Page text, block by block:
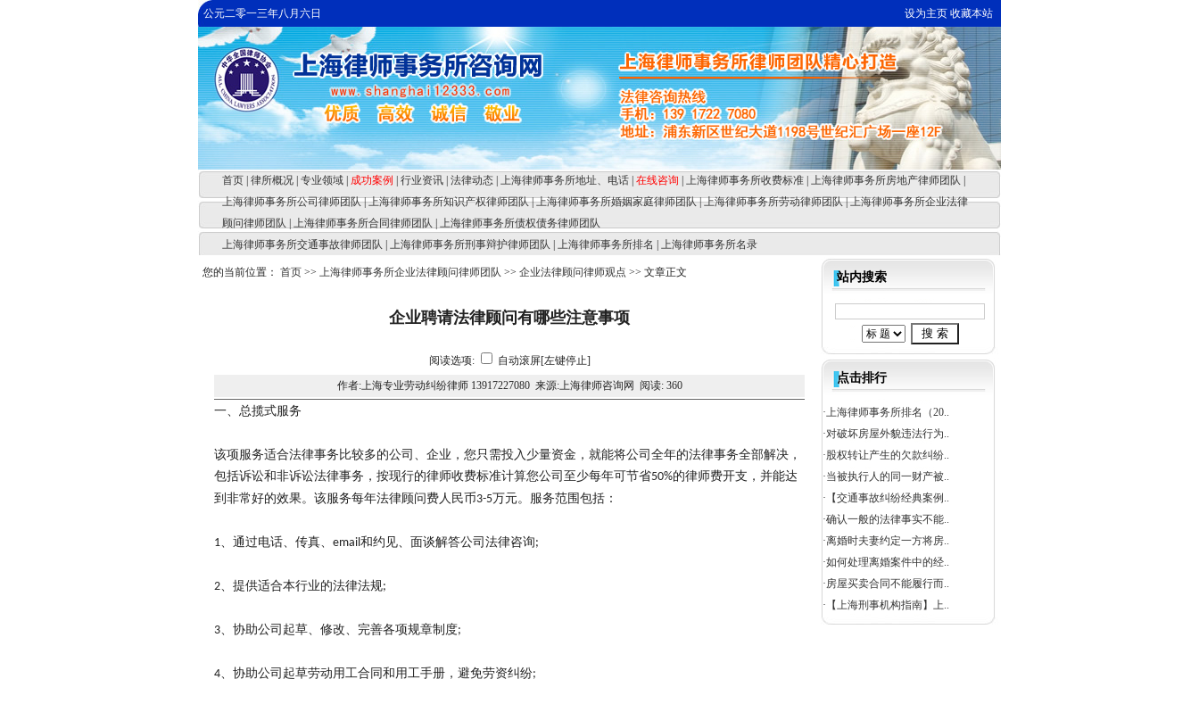
公元二零一三年八月六日 设为主页 收藏本站
首页 律所概况 专业领域 成功案例 行业资讯 法律动态 上海律师事务所地址、电话 在线咨询 上海律师事务所收费标准 上海律师事务所房地产律师团队
上海律师事务所公司律师团队 | 上海律师事务所知识产权律师团队 | 上海律师事务所婚姻家庭律师团队 | 上海律师事务所劳动律师团队 | 上海律师事务所企业法律
顾问律师团队
上海律师事务所合同律师团队
上海律师事务所债权债务律师团队
上海律师事务所交通事故律师团队
上海律师事务所刑事辩护律师团队 上海律师事务所排名 上海律师事务所名录
您的当前位置： 首页 >> 上海律师事务所企业法律顾问律师团队 >> 企业法律顾问律师观点 >> 文章正文
企业聘请法律顾问有哪些注意事项
阅读选项:
自动滚屏[左键停止]
作者:上海专业劳动纠纷律师 13917227080 来源:上海律师咨询网 阅读: 360
一、总揽式服务
该项服务适合法律事务比较多的公司、企业，您只需投入少量资金，就能将公司全年的法律事务全部解决，
包括诉讼和非诉讼法律事务，按现行的律师收费标准计算您公司至少每年可节省50%的律师费开支，并能达
到非常好的效果。该服务每年法律顾问费人民币3-5万元。服务范围包括：
1、通过电话、传真、 email和约见、面谈解答公司法律咨询;
2、提供适合本行业的法律法规;
3、协助公司起草、修改、完善各项规章制度;
4、协助公司起草劳动用工合同和用工手册，避免劳资纠纷;
站内搜索
点击排行
·上海律师事务所排名（20..
·对破坏房屋外貌违法行为..
·股权转让产生的欠款纠纷..
·当被执行人的同一财产被..
· 【交通事故纠纷经典案例..
·确认一般的法律事实不能..
·离婚时夫妻约定一方将房..
·如何处理离婚案件中的经..
·房屋买卖合同不能履行而..
· 【上海刑事机构指南】上..